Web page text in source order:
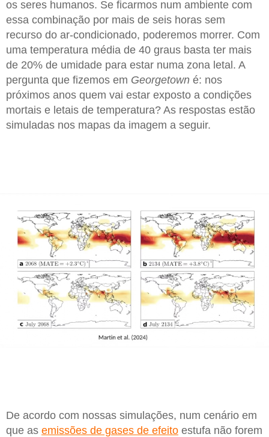
os seres humanos. Se ficarmos num ambiente com
essa combinação por mais de seis horas sem
recurso do ar-condicionado, poderemos morrer. Com
uma temperatura média de 40 graus basta ter mais
de 20% de umidade para estar numa zona letal. A
pergunta que fizemos em Georgetown é: nos
próximos anos quem vai estar exposto a condições
mortais e letais de temperatura? As respostas estão
simuladas nos mapas da imagem a seguir.
De acordo com nossas simulações, num cenário em
que as emissões de gases de efeito estufa não forem